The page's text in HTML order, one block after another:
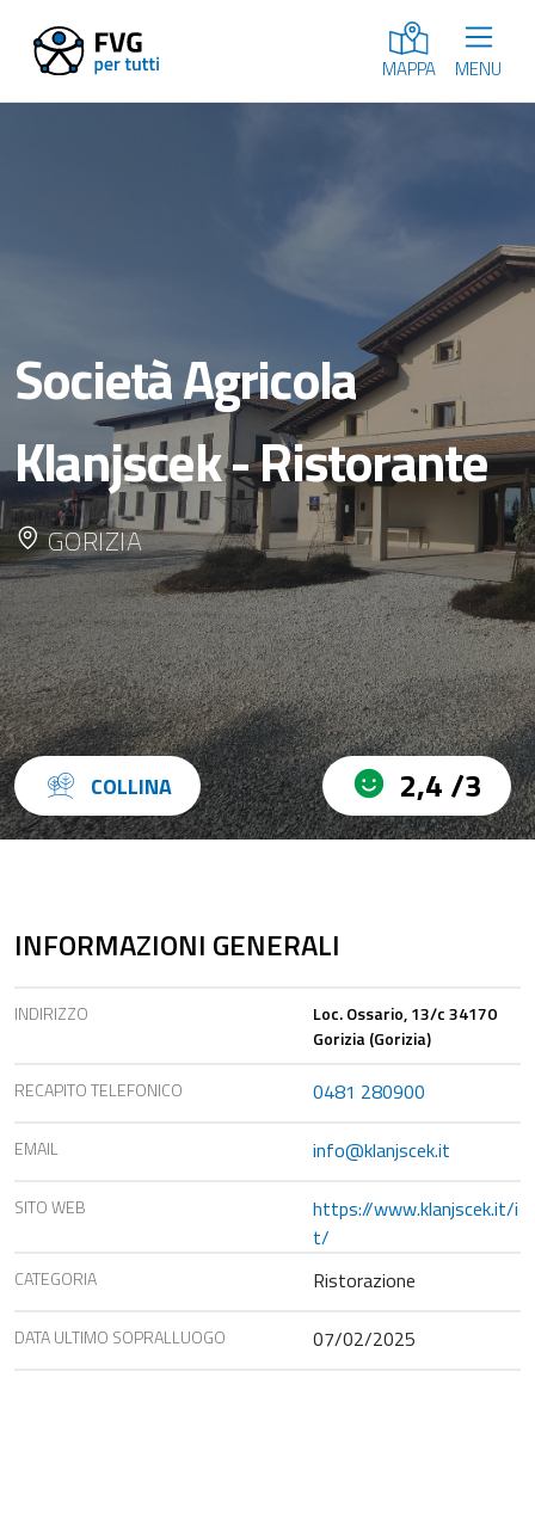
MAPPA MENU
Società Agricola
Klanjscek - Ristorante
GORIZIA
COLLINA 2,4 /3
INFORMAZIONI GENERALI
INDIRIZZO
Loc. Ossario, 13/c 34170
Gorizia (Gorizia)
RECAPITO TELEFONICO 0481 280900
EMAIL info@klanjscek.it
SITO WEB
https://www.klanjscek.it/i
t/
CATEGORIA Ristorazione
DATA ULTIMO SOPRALLUOGO 07/02/2025